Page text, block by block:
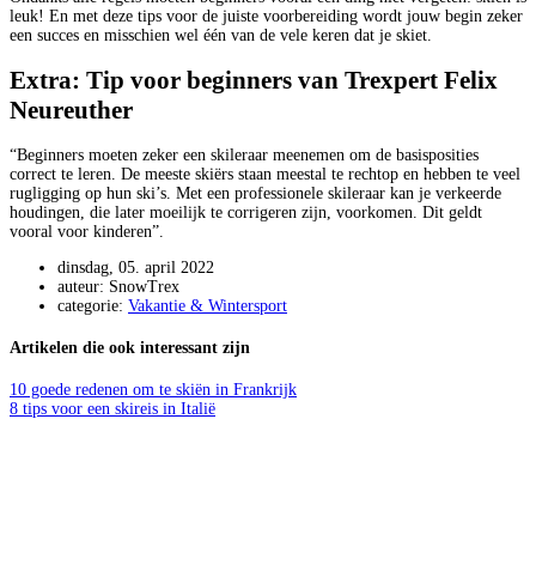
leuk! En met deze tips voor de juiste voorbereiding wordt jouw begin zeker
een succes en misschien wel één van de vele keren dat je skiet.
Extra: Tip voor beginners van Trexpert Felix
Neureuther
“Beginners moeten zeker een skileraar meenemen om de basisposities
correct te leren. De meeste skiërs staan meestal te rechtop en hebben te veel
rugligging op hun ski’s. Met een professionele skileraar kan je verkeerde
houdingen, die later moeilijk te corrigeren zijn, voorkomen. Dit geldt
vooral voor kinderen”.
dinsdag, 05. april 2022
auteur: SnowTrex
categorie: Vakantie & Wintersport
Artikelen die ook interessant zijn
10 goede redenen om te skiën in Frankrijk
8 tips voor een skireis in Italië